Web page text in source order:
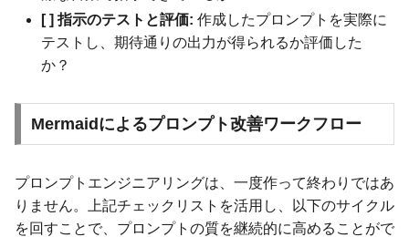
[ ] 指示のテストと評価: 作成したプロンプトを実際に
テストし、期待通りの出力が得られるか評価した
か？
Mermaidによるプロンプト改善ワークフロー
プロンプトエンジニアリングは、一度作って終わりではあ
りません。上記チェックリストを活用し、以下のサイクル
を回すことで、プロンプトの質を継続的に高めることがで